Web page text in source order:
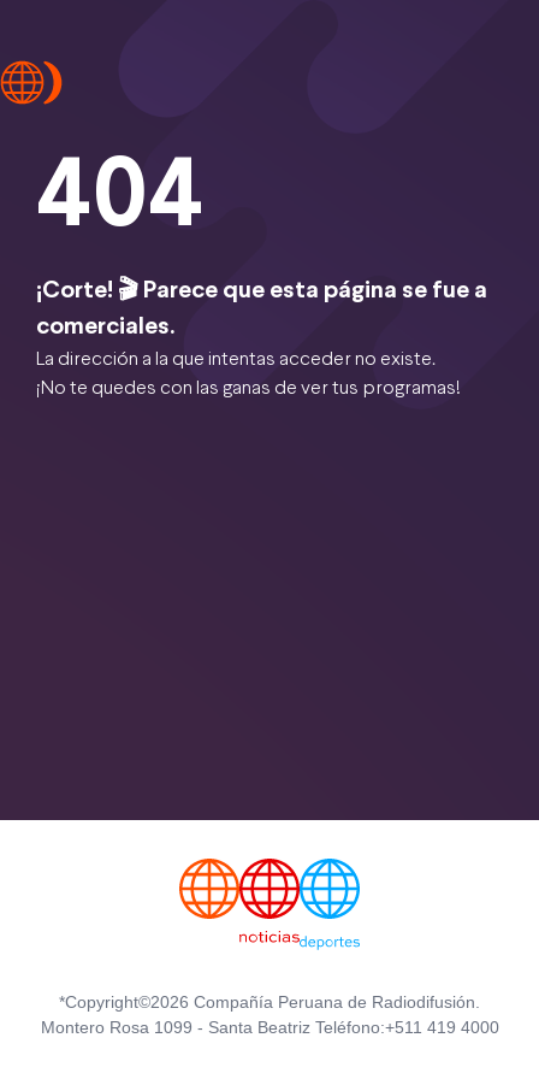
404
¡Corte! 🎬 Parece que esta página se fue a
comerciales.
La dirección a la que intentas acceder no existe.
¡No te quedes con las ganas de ver tus programas!
*Copyright©2026 Compañía Peruana de Radiodifusión.
Montero Rosa 1099 - Santa Beatriz Teléfono:+511 419 4000